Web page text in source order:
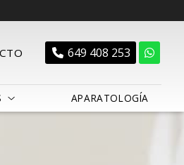
649 408 253
APARATOLOGÍA